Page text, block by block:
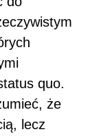
quo.
że
lecz